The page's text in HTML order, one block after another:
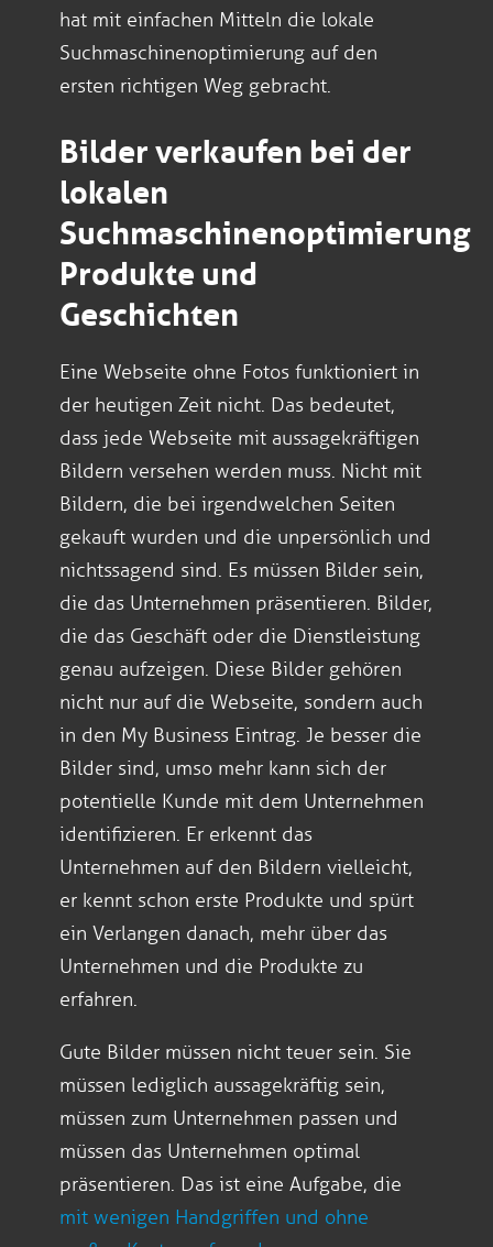
hat mit einfachen Mitteln die lokale
Suchmaschinenoptimierung auf den
ersten richtigen Weg gebracht.
Bilder verkaufen bei der
lokalen
Suchmaschinenoptimierung
Produkte und
Geschichten
Eine Webseite ohne Fotos funktioniert in
der heutigen Zeit nicht. Das bedeutet,
dass jede Webseite mit aussagekräftigen
Bildern versehen werden muss. Nicht mit
Bildern, die bei irgendwelchen Seiten
gekauft wurden und die unpersönlich und
nichtssagend sind. Es müssen Bilder sein,
die das Unternehmen präsentieren. Bilder,
die das Geschäft oder die Dienstleistung
genau aufzeigen. Diese Bilder gehören
nicht nur auf die Webseite, sondern auch
in den My Business Eintrag. Je besser die
Bilder sind, umso mehr kann sich der
potentielle Kunde mit dem Unternehmen
identifizieren. Er erkennt das
Unternehmen auf den Bildern vielleicht,
er kennt schon erste Produkte und spürt
ein Verlangen danach, mehr über das
Unternehmen und die Produkte zu
erfahren.
Gute Bilder müssen nicht teuer sein. Sie
müssen lediglich aussagekräftig sein,
müssen zum Unternehmen passen und
müssen das Unternehmen optimal
präsentieren. Das ist eine Aufgabe, die
mit wenigen Handgriffen und ohne